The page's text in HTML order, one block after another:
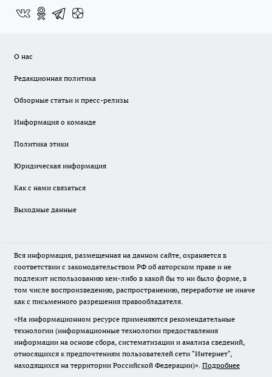
О нас
Редакционная политика
Обзорные статьи и пресс-релизы
Информация о команде
Политика этики
Юридическая информация
Как с нами связаться
Выходные данные
Вся информация, размещенная на данном сайте, охраняется в
соответствии с законодательством РФ об авторском праве и не
подлежит использованию кем-либо в какой бы то ни было форме, в
том числе воспроизведению, распространению, переработке не иначе
как с письменного разрешения правообладателя.
«На информационном ресурсе применяются рекомендательные
технологии (информационные технологии предоставления
информации на основе сбора, систематизации и анализа сведений,
относящихся к предпочтениям пользователей сети "Интернет",
находящихся на территории Российской Федерации)». Подробнее